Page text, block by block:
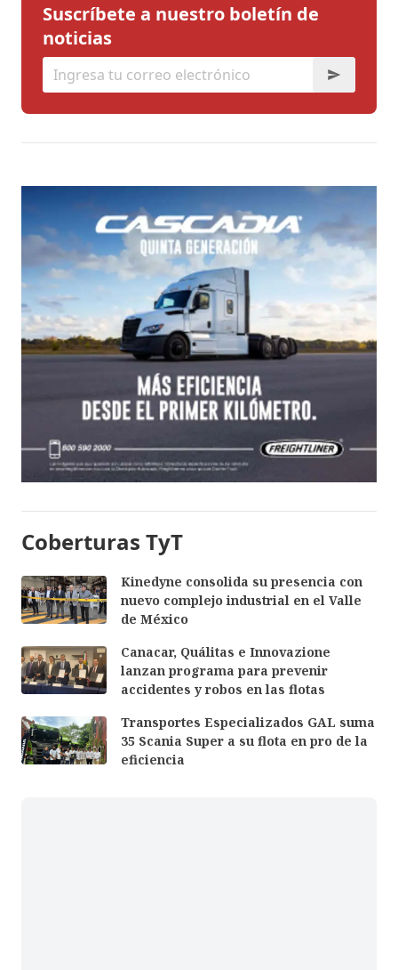
Suscríbete a nuestro boletín de
noticias
Coberturas TyT
Kinedyne consolida su presencia con
nuevo complejo industrial en el Valle
de México
Canacar, Quálitas e Innovazione
lanzan programa para prevenir
accidentes y robos en las flotas
Transportes Especializados GAL suma
35 Scania Super a su flota en pro de la
eficiencia